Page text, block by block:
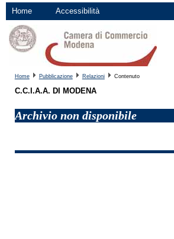
Home Accessibilità
Home Pubblicazione Relazioni Contenuto
C.C.I.A.A. DI MODENA
Archivio non disponibile